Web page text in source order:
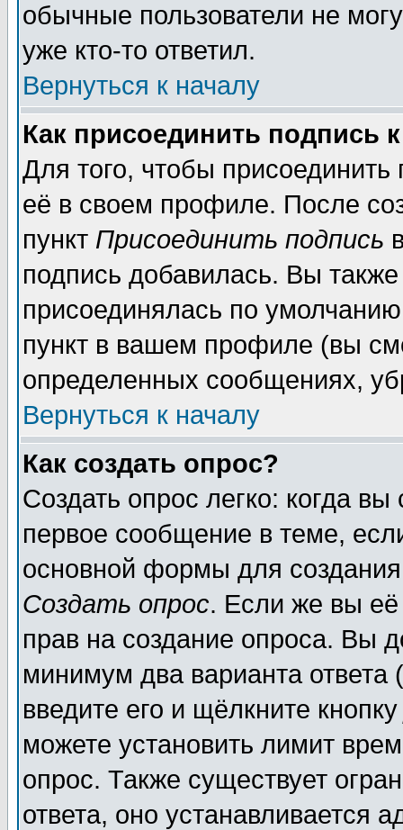
обычные пользователи не
уже кто-то ответил.
Вернуться к началу
Как присоединить подпись
Для того, чтобы
её в своем профиле. После
пункт Присоединить подпись
подпись добавилась. Вы
присоединялась по
пункт в вашем профиле (вы
определенных сообщениях,
Вернуться к началу
Как создать опрос?
Создать опрос легко: когда
первое сообщение в теме,
основной формы для
Создать опрос. Если же вы её
прав на создание опроса. Вы
минимум два варианта ответа
введите его и щёлкните
можете установить лимит
опрос. Также существует
ответа, оно устанавливается